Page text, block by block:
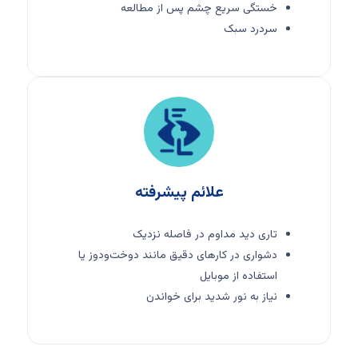
خستگی سریع چشم پس از مطالعه
سردرد سبک
علائم پیشرفته
تاری دید مداوم در فاصله نزدیک
دشواری در کارهای دقیق مانند دوخت‌ودوز یا
استفاده از موبایل
نیاز به نور شدید برای خواندن